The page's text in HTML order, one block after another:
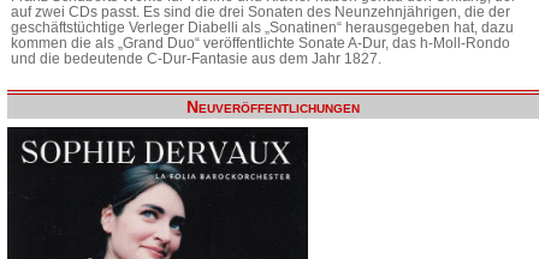
auf zwei CDs passt. Es sind die drei Sonaten des Neunzehnjährigen, die der
geschäftstüchtige Verleger Diabelli als „Sonatinen“ herausgegeben hat, dazu
kommen die als „Grand Duo“ veröffentlichte Sonate A-Dur, das h-Moll-Rondo
und die bedeutende C-Dur-Fantasie aus dem Jahr 1827.
Neuveröffentlichungen